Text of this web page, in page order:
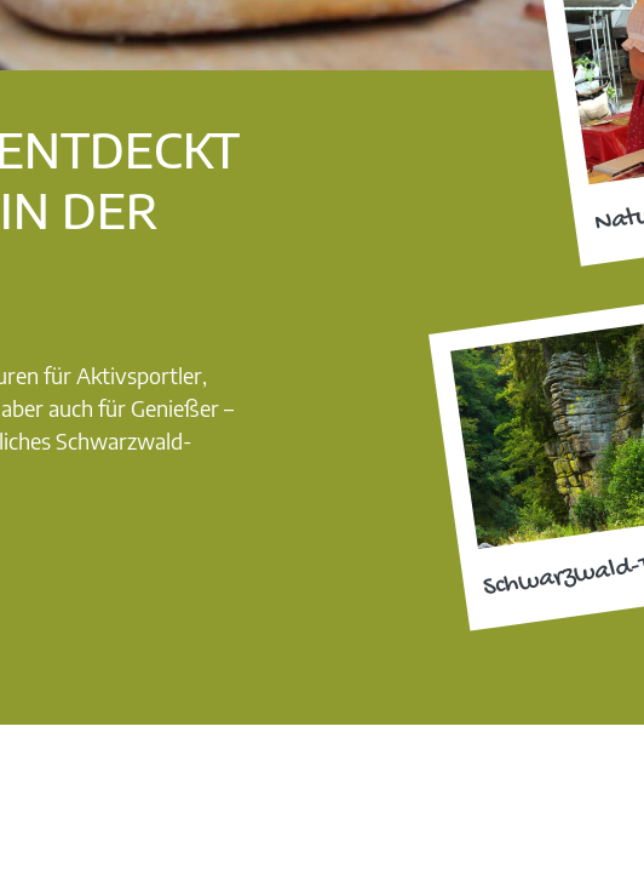
DER
für Aktivsportler,
auch für Genießer –
Schwarzwald-